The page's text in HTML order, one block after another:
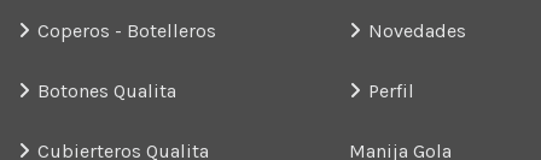
Coperos - Botelleros
Botones Qualita
Cubierteros Qualita
Novedades
Perfil
Manija Gola